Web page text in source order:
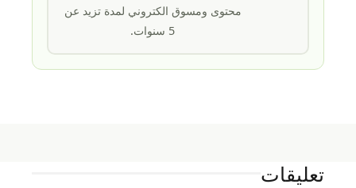
محتوى ومسوق الكتروني لمدة تزيد عن
5 سنوات.
تعليقات